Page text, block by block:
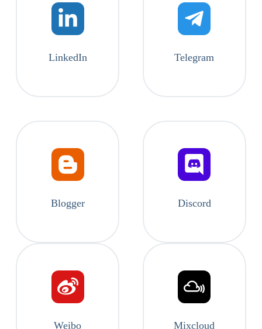
LinkedIn Telegram
Blogger Discord
Weibo Mixcloud